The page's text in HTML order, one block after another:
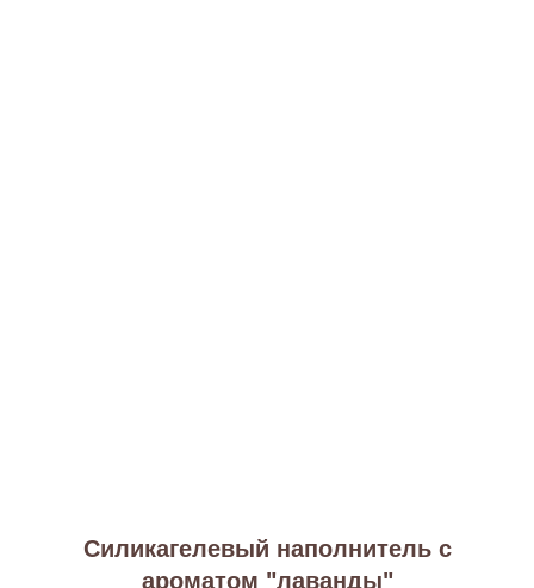
Силикагелевый наполнитель с
ароматом "лаванды"